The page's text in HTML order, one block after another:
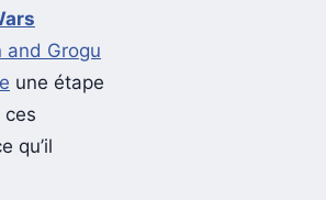
and Grogu
une étape
ces
qu’il